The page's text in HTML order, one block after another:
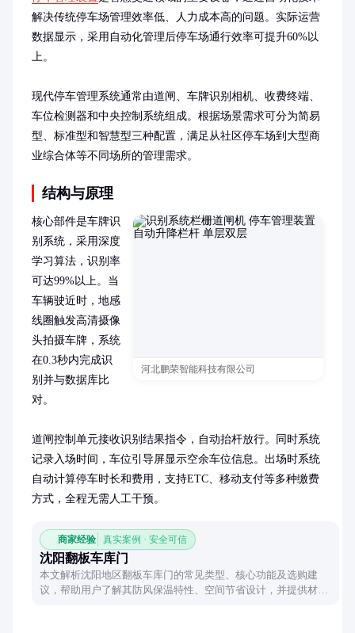
解决传统停车场管理效率低、人力成本高的问题。实际运营
数据显示，采用自动化管理后停车场通行效率可提升60%以
上。
现代停车管理系统通常由道闸、车牌识别相机、收费终端、
车位检测器和中央控制系统组成。根据场景需求可分为简易
型、标准型和智慧型三种配置，满足从社区停车场到大型商
业综合体等不同场所的管理需求。
结构与原理
河北鹏荣智能科技有限公司
核心部件是车牌识
别系统，采用深度
学习算法，识别率
可达99%以上。当
车辆驶近时，地感
线圈触发高清摄像
头拍摄车牌，系统
在0.3秒内完成识
别并与数据库比
对。
道闸控制单元接收识别结果指令，自动抬杆放行。同时系统
记录入场时间，车位引导屏显示空余车位信息。出场时系统
自动计算停车时长和费用，支持ETC、移动支付等多种缴费
方式，全程无需人工干预。
商家经验 真实案例 · 安全可信
沈阳翻板车库门
本文解析沈阳地区翻板车库门的常见类型、核心功能及选购建
议，帮助用户了解其防风保温特性、空间节省设计，并提供材质